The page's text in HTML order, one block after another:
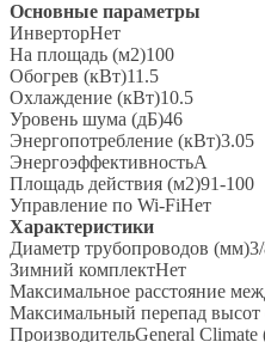
General
Climate
“Серия
ASTRA
PREMIUM"
GC-
A36HRi
/
GU-
A36Hi
Основные параметры
ИнверторНет
На площадь (м2)100
Обогрев (кВт)11.5
Охлаждение (кВт)10.5
Уровень шума (дБ)46
Энергопотребление (кВт)3.05
ЭнергоэффективностьA
Площадь действия (м2)91-100
Управление по Wi-FiНет
Характеристики
Диаметр трубопроводов
Зимний комплектНет
Максимальное расстояние
Максимальный перепад высот
ПроизводительGeneral Climate